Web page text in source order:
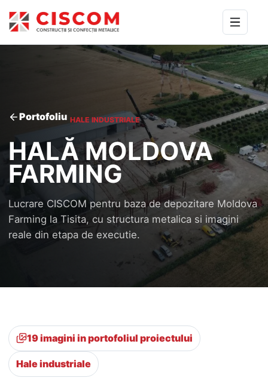
Portofoliu HALE INDUSTRIALE
HALĂ MOLDOVA
FARMING
Lucrare CISCOM pentru baza de depozitare Moldova
Farming la Tisita, cu structura metalica si imagini
reale din etapa de executie.
19 imagini in portofoliul proiectului
Hale industriale